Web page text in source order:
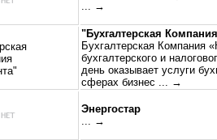
... →
"Бухгалтерская
Бухгалтерская Компания
бухгалтерского и
день оказывает услуги
сферах бизнес
... →
Энергостар
... →